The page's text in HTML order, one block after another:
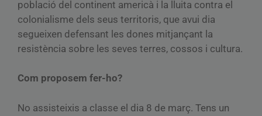
població del continent americà i la lluita contra el
colonialisme dels seus territoris, que avui dia
segueixen defensant les dones mitjançant la
resistència sobre les seves terres, cossos i cultura.
Com proposem fer-ho?
No assisteixis a classe el dia 8 de març. Tens un